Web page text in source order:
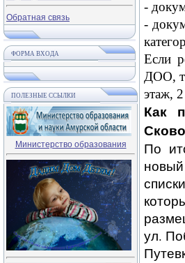
Обратная связь
ФОРМА ВХОДА
ПОЛЕЗНЫЕ ССЫЛКИ
Министерство образования
-
-
Если
ДОО,
этаж,
Как
По
ул.